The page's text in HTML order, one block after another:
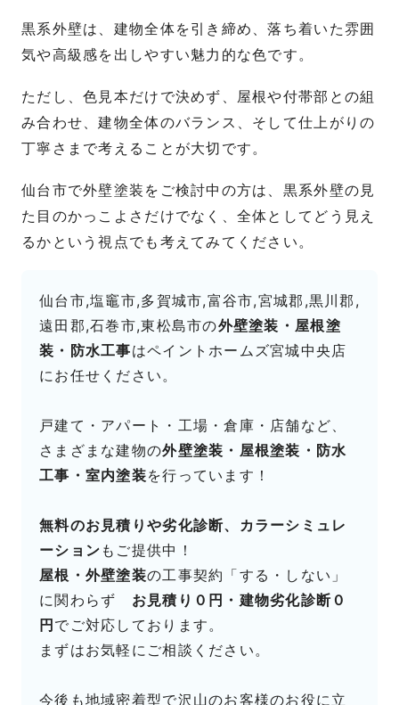
黒系外壁は、建物全体を引き締め、落ち着いた雰囲
気や高級感を出しやすい魅力的な色です。
ただし、色見本だけで決めず、屋根や付帯部との組
み合わせ、建物全体のバランス、そして仕上がりの
丁寧さまで考えることが大切です。
仙台市で外壁塗装をご検討中の方は、黒系外壁の見
た目のかっこよさだけでなく、全体としてどう見え
るかという視点でも考えてみてください。
仙台市,塩竈市,多賀城市,富谷市,宮城郡,黒川郡,
遠田郡,石巻市,東松島市の外壁塗装・屋根塗
装・防水工事はペイントホームズ宮城中央店
にお任せください。
戸建て・アパート・工場・倉庫・店舗など、
さまざまな建物の外壁塗装・屋根塗装・防水
工事・室内塗装を行っています！
無料のお見積りや劣化診断、カラーシミュレ
ーション もご提供中！
屋根・外壁塗装の工事契約「する・しない」
に関わらず お見積り０円・建物劣化診断０
円 でご対応しております。
まずはお気軽にご相談ください。
今後も地域密着型で沢山のお客様のお役に立